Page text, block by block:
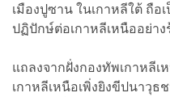
เมืองปูซาน ในเกาหลีใต้ ถือ
ปฏิปักษ์ต่อเกาหลีเหนืออย่าง
แถลงจากฝั่งกองทัพเกาหลีเ
เกาหลีเหนือเพิ่งยิงขีปนาวุธ